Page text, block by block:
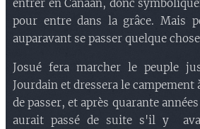
entrer en Canaan, donc
pour entre dans la grâce. Mais
auparavant se passer quelque
Josué fera marcher le peuple
Jourdain et dressera le campement
de passer, et après quarante
aurait passé de suite s'il y